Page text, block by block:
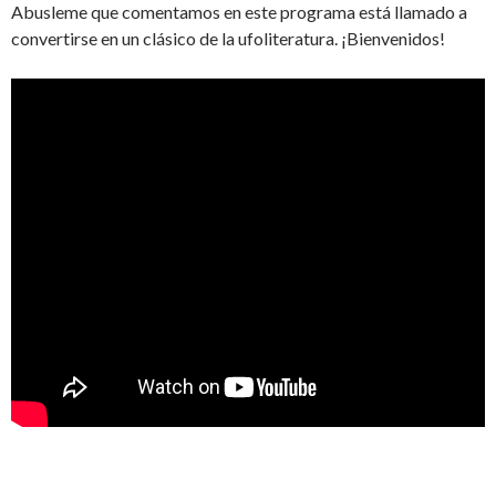
Abusleme que comentamos en este programa está llamado a
convertirse en un clásico de la ufoliteratura. ¡Bienvenidos!